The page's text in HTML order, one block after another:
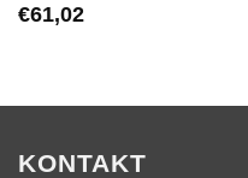
€61,02
KONTAKT